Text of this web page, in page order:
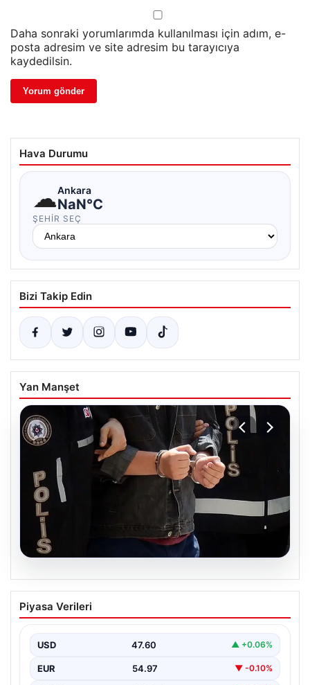
Daha sonraki yorumlarımda kullanılması için adım, e-
posta adresim ve site adresim bu tarayıcıya
kaydedilsin.
Hava Durumu
☁Ankara
NaN°C
ŞEHIR SEÇ
Bizi Takip Edin
Yan Manşet
İzmir’de Baba-Oğul Cinayeti: Baba
Tutuklandı
67 yaşındaki Selçuk A., oğluna karşı çıkan…
Piyasa Verileri
USD 47.60 ▲ +0.06%
EUR 54.97 ▼ -0.10%